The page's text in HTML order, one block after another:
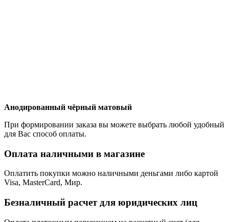
Анодированный чёрный матовый
При формировании заказа вы можете выбрать любой удобный
для Вас способ оплаты.
Оплата наличными в магазине
Оплатить покупки можно наличными деньгами либо картой
Visa, MasterCard, Мир.
Безналичный расчет для юридических лиц